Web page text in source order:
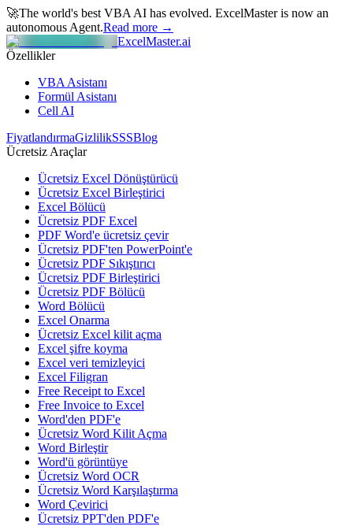
🚀The world's best VBA AI has evolved. ExcelMaster is now an
autonomous Agent.Read more →
ExcelMaster.ai
Özellikler
VBA Asistanı
Formül Asistanı
Cell AI
FiyatlandırmaGizlilikSSSBlog
Ücretsiz Araçlar
Ücretsiz Excel Dönüştürücü
Ücretsiz Excel Birleştirici
Excel Bölücü
Ücretsiz PDF Excel
PDF Word'e ücretsiz çevir
Ücretsiz PDF'ten PowerPoint'e
Ücretsiz PDF Sıkıştırıcı
Ücretsiz PDF Birleştirici
Ücretsiz PDF Bölücü
Word Bölücü
Excel Onarma
Ücretsiz Excel kilit açma
Excel şifre koyma
Excel veri temizleyici
Excel Filigran
Free Receipt to Excel
Free Invoice to Excel
Word'den PDF'e
Ücretsiz Word Kilit Açma
Word Birleştir
Word'ü görüntüye
Ücretsiz Word OCR
Ücretsiz Word Karşılaştırma
Word Çevirici
Ücretsiz PPT'den PDF'e